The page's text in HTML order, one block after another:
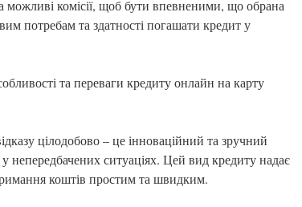
можливі комісії, щоб бути впевненими, що обрана
потребам та здатності погашати кредит у
та переваги кредиту онлайн на карту
цілодобово – це інноваційний та зручний
непередбачених ситуаціях. Цей вид кредиту надає
коштів простим та швидким.